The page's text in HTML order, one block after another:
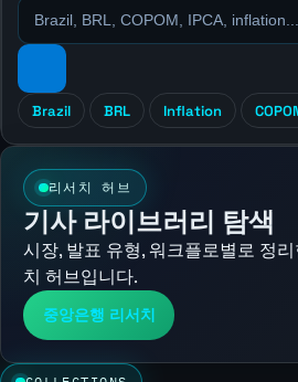
Brazil BRL Inflation
리서치 허브
기사 라이브러리 탐색
시장, 발표 유형, 워크플로별로 정
치 허브입니다.
중앙은행 리서치